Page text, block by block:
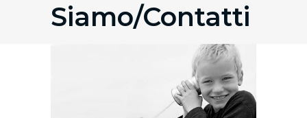
Siamo/Contatti